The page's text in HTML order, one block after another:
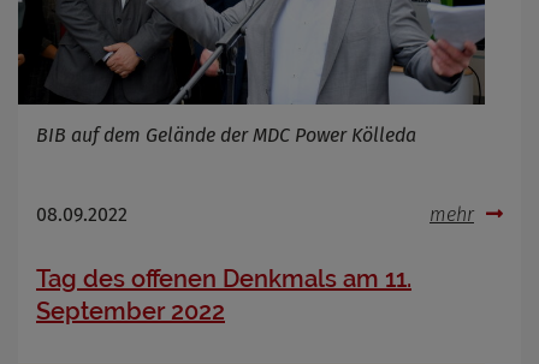
BIB auf dem Gelände der MDC Power Kölleda
08.09.2022 mehr
Tag des offenen Denkmals am 11.
September 2022